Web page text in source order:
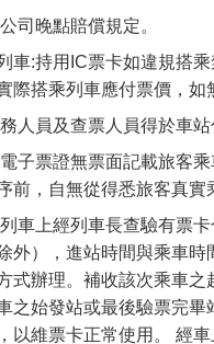
司晚點賠償規定。
車:持用IC票卡如違規搭
際搭乘列車應付票價，如
人員及查票人員得於車
子票證無票面記載旅客
前，自無從得悉旅客真實
車上經列車長查驗有票
外），進站時間與乘車
式辦理。補收該次乘車
之始發站或最後驗票完
以維票卡正常使用。 經